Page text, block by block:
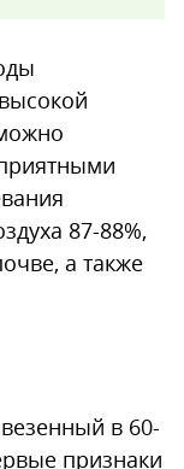
87-88%,
а также
в 60-
признаки